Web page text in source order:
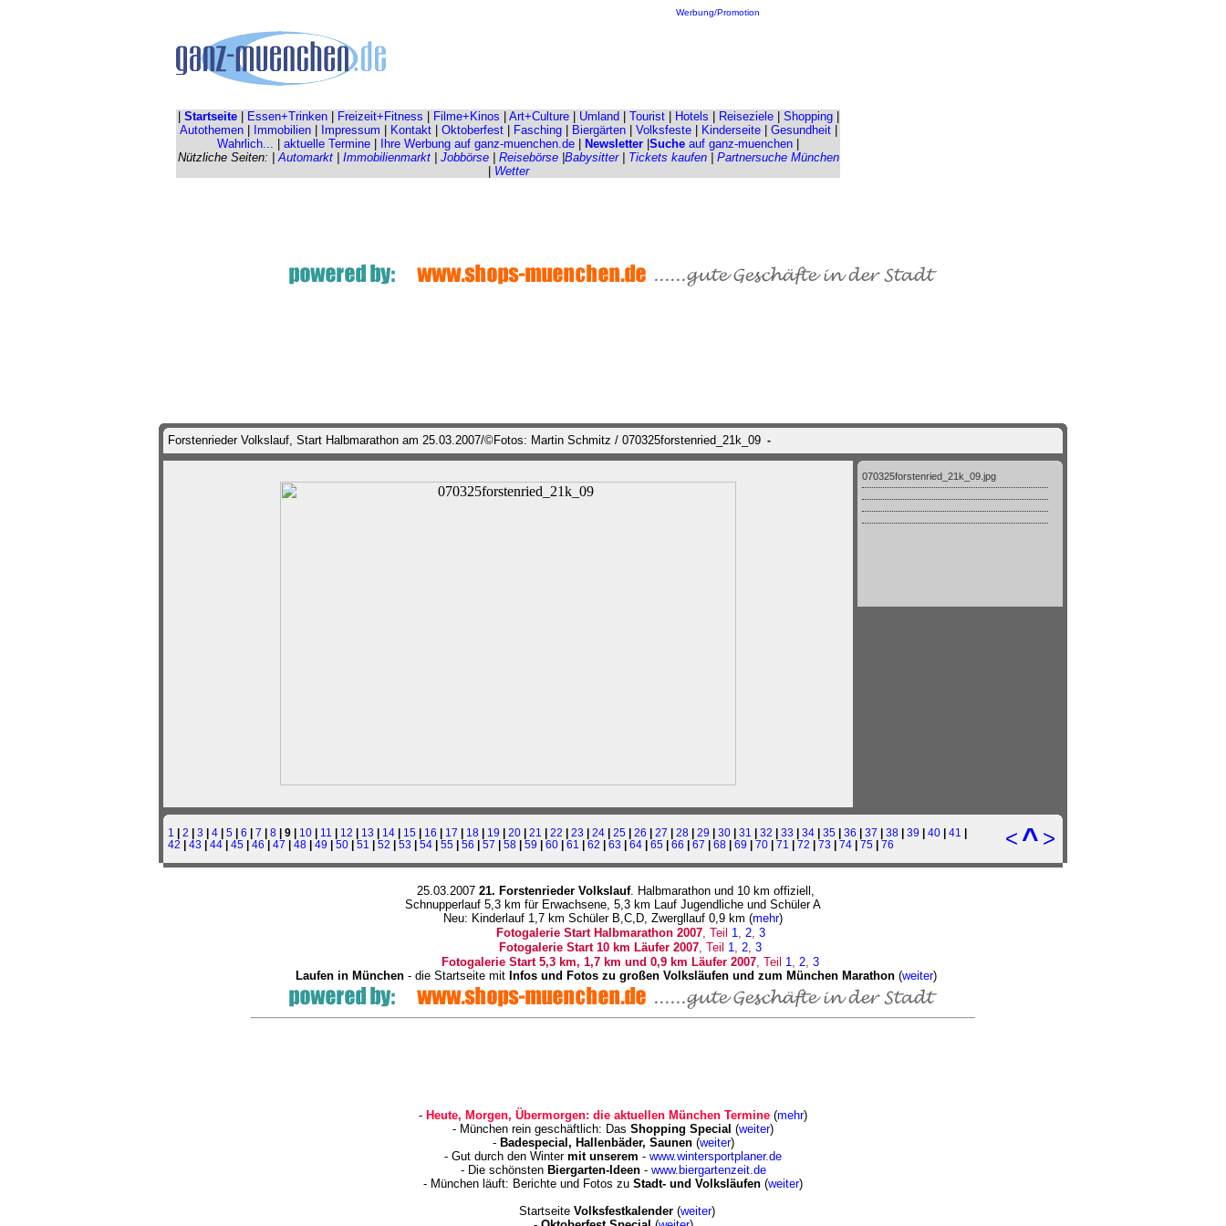
Werbung/Promotion
Startseite| Essen+Trinken| Freizeit+Fitness Filme+Kinos Art+Culture| Umland Tourist| Hotels Reiseziele| Shopping
Autothemen
Immobilien Impressum Kontakt Oktoberfest| Fasching| Biergärten| Volksfeste| Kinderseite| Gesundheit|
Wahrlich...
aktuelle Termine Ihre Werbung auf ganz-muenchen.de Newsletter Suche auf ganz-muenchen
Nützliche Seiten: |Automarkt Immobilienmarkt| Jobbörse| Reisebörse| Babysitter Tickets kaufen
Partnersuche München
Wetter
Forstenrieder Volkslauf, Start Halbmarathon am 25.03.2007/©Fotos: Martin Schmitz / 070325forstenried_21k_09 -
070325forstenried_21k_09.jpg
1 | 2 | 3 | 4 | 5 | 6 | 7 | 8 | 9 | 10 | 11 | 12 | 13 | 14 | 15 | 16 | 17 | 18 | 19 | 20 | 21 | 22 | 23 | 24 | 25 | 26 | 27 | 28 | 29 | 30 | 31 | 32 | 33 | 34 | 35 | 36 | 37 | 38 | 39 | 40 | 41 |
42 | 43 | 44 | 45 | 46 | 47 | 48 | 49 | 50 | 51 | 52 | 53 | 54 | 55 | 56 | 57 | 58 | 59 | 60 | 61 | 62 | 63 | 64 | 65 | 66 | 67 | 68 | 69 | 70 | 71 | 72 | 73 | 74 | 75 | 76 <^ >
25.03.2007 21. Forstenrieder Volkslauf. Halbmarathon und 10 km offiziell,
Schnupperlauf 5,3 km für Erwachsene, 5,3 km Lauf Jugendliche und Schüler A
Neu: Kinderlauf 1,7 km Schüler B,C,D, Zwergllauf 0,9 km (mehr)
Fotogalerie Start Halbmarathon 2007, Teil 1, 2, 3
Fotogalerie Start 10 km Läufer 2007, Teil 1, 2, 3
Fotogalerie Start 5,3 km, 1,7 km und 0,9 km Läufer 2007, Teil 1, 2, 3
Laufen in München- die Startseite mit Infos und Fotos zu großen Volksläufen und zum München Marathon(weiter)
- Heute, Morgen, Übermorgen: die aktuellen München Termine (mehr)
- München rein geschäftlich: Das Shopping Special (weiter)
- Badespecial, Hallenbäder, Saunen(weiter)
- Gut durch den Winter mit unserem - www.wintersportplaner.de
- Die schönsten Biergarten-Ideen- www.biergartenzeit.de
- München läuft: Berichte und Fotos zu Stadt- und Volksläufen (weiter)
Startseite Volksfestkalender(weiter)